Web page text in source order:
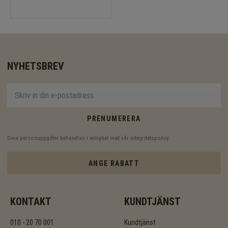
NYHETSBREV
PRENUMERERA
Dina personuppgifter behandlas i enlighet med vår integritetspolicy.
ANGE RABATT
KONTAKT
010 - 20 70 001
KUNDTJÄNST
Kundtjänst